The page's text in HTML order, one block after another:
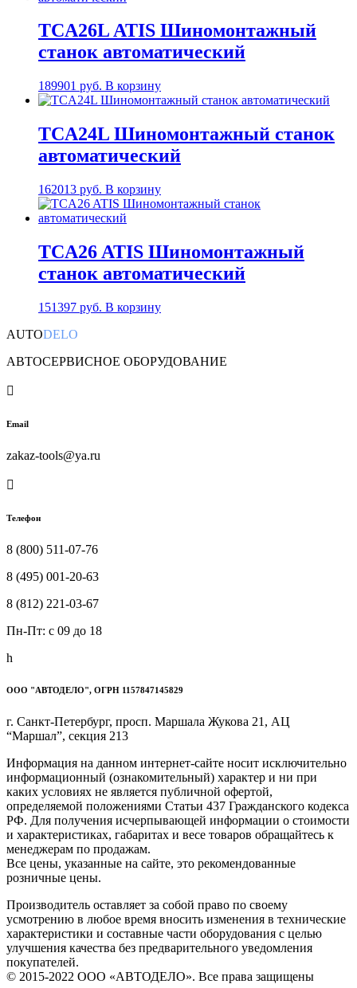
TCA26L ATIS Шиномонтажный
станок автоматический
189901 руб. В корзину
TCA24L Шиномонтажный станок
автоматический
162013 руб. В корзину
TCA26 ATIS Шиномонтажный
станок автоматический
151397 руб. В корзину
AUTODELO
АВТОСЕРВИСНОЕ ОБОРУДОВАНИЕ

Email
zakaz-tools@ya.ru

Телефон
8 (800) 511-07-76
8 (495) 001-20-63
8 (812) 221-03-67
Пн-Пт: c 09 до 18
h
ООО "АВТОДЕЛО", ОГРН 1157847145829
г. Санкт-Петербург, просп. Маршала Жукова 21, АЦ
“Маршал”, секция 213
Информация на данном интернет-сайте носит исключительно
информационный (ознакомительный) характер и ни при
каких условиях не является публичной офертой,
определяемой положениями Статьи 437 Гражданского кодекса
РФ. Для получения исчерпывающей информации о стоимости
и характеристиках, габаритах и весе товаров обращайтесь к
менеджерам по продажам.
Все цены, указанные на сайте, это рекомендованные
розничные цены.
Производитель оставляет за собой право по своему
усмотрению в любое время вносить изменения в технические
характеристики и составные части оборудования с целью
улучшения качества без предварительного уведомления
покупателей.
© 2015-2022 ООО «АВТОДЕЛО». Все права защищены